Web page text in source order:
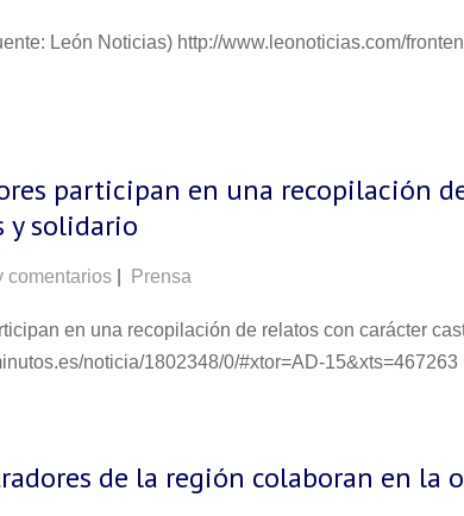
León Noticias) http://www.leonoticias.com/
participan en una recopilación
y solidario
comentarios Prensa
en una recopilación de relatos con carácter
noticia/1802348/0/#xtor=AD-15&xts=467263
de la región colaboran en la